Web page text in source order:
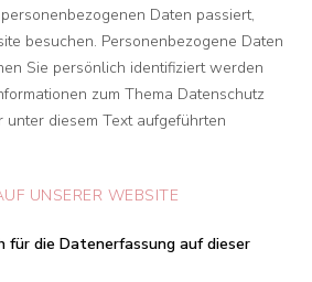
Daten passiert,
besuchen. Personenbezogene Daten
Sie persönlich identifiziert werden
zum Thema Datenschutz
unter diesem Text aufgeführten
UNSERER WEBSITE
die Datenerfassung auf dieser